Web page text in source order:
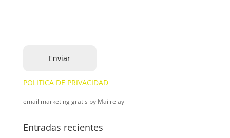
POLITICA DE PRIVACIDAD
email marketing gratis by Mailrelay
Entradas recientes